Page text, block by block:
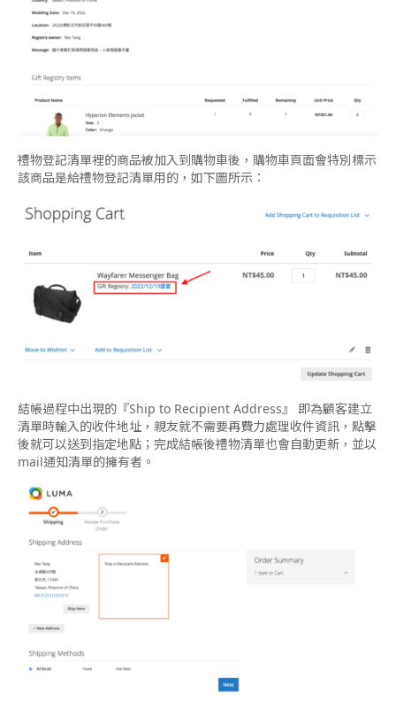
禮物登記清單裡的商品被加入到購物車後，購物車頁面會特別標示
該商品是給禮物登記清單用的，如下圖所示：
結帳過程中出現的『Ship to Recipient Address』 即為顧客建立
清單時輸入的收件地址，親友就不需要再費力處理收件資訊，點擊
後就可以送到指定地點；完成結帳後禮物清單也會自動更新，並以
mail通知清單的擁有者。